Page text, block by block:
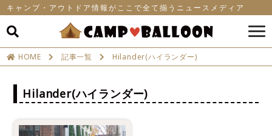
キャンプ・アウトドア情報がここで全て揃うニュースメディア
HOME 記事一覧 Hilander(ハイランダー)
Hilander(ハイランダー)